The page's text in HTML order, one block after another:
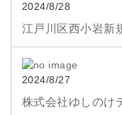
2024/8/28
江戸川区西小岩新
2024/8/27
株式会社ゆしの